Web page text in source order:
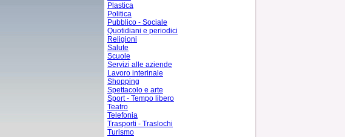
Plastica
Politica
Pubblico - Sociale
Quotidiani e periodici
Religioni
Salute
Scuole
Servizi alle aziende
Lavoro interinale
Shopping
Spettacolo e arte
Sport - Tempo libero
Teatro
Telefonia
Trasporti - Traslochi
Turismo